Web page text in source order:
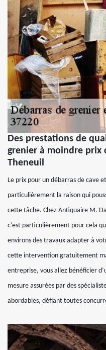
Des prestations de
grenier à moindre prix
Theneuil
Le prix pour un débarras de cave
particulièrement la raison qui
cette tâche. Chez Antiquaire M.
c’est particulièrement pour cela
environs des travaux adapter à
cette intervention gratuitement
entreprise, vous allez bénéficier
mesure assurées par des
abordables, défiant toutes